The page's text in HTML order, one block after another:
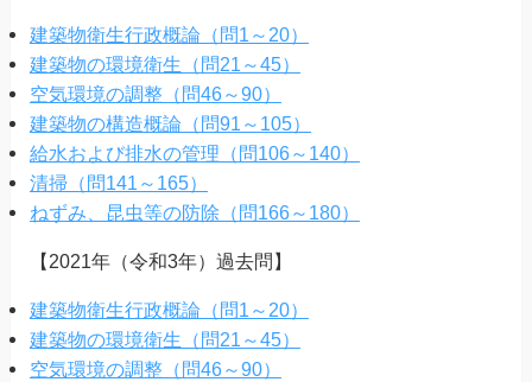
建築物衛生行政概論（問1～20）
建築物の環境衛生（問21～45）
空気環境の調整（問46～90）
建築物の構造概論（問91～105）
給水および排水の管理（問106～140）
清掃（問141～165）
ねずみ、昆虫等の防除（問166～180）
【2021年（令和3年）過去問】
建築物衛生行政概論（問1～20）
建築物の環境衛生（問21～45）
空気環境の調整（問46～90）